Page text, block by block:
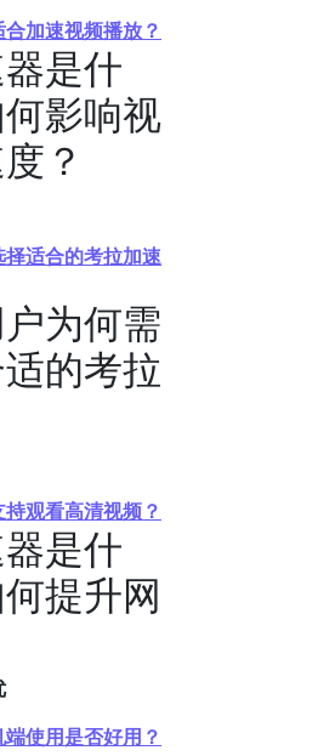
加速视频播放？
是什
影响视
？
适合的考拉加速
为何需
的考拉
观看高清视频？
是什
提升网
使用是否好用？